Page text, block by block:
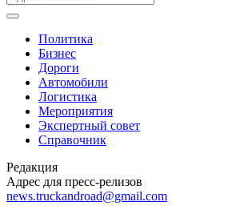
Политика
Бизнес
Дороги
Автомобили
Логистика
Мероприятия
Экспертный совет
Справочник
Редакция
Адрес для пресс-релизов
news.truckandroad@gmail.com